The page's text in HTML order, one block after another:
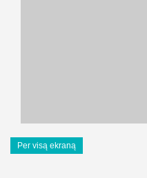
Per visą ekraną